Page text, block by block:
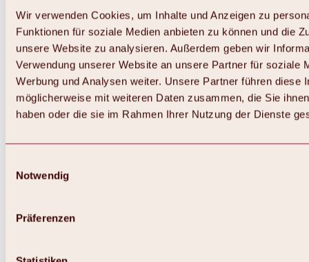
Wir verwenden Cookies, um Inhalte und Anzeigen zu
Funktionen für soziale Medien anbieten zu können und die
unsere Website zu analysieren. Außerdem geben wir
Verwendung unserer Website an unsere Partner für soziale
Werbung und Analysen weiter. Unsere Partner führen diese
möglicherweise mit weiteren Daten zusammen, die Sie
haben oder die sie im Rahmen Ihrer Nutzung der Dienste
Notwendig
Präferenzen